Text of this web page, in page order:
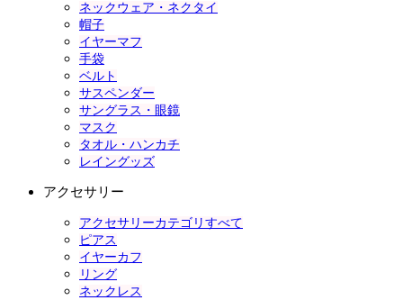
ネックウェア・ネクタイ
帽子
イヤーマフ
手袋
ベルト
サスペンダー
サングラス・眼鏡
マスク
タオル・ハンカチ
レイングッズ
アクセサリー
アクセサリーカテゴリすべて
ピアス
イヤーカフ
リング
ネックレス